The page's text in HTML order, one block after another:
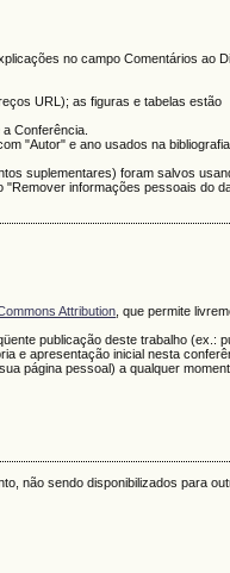
no campo Comentários ao
URL); as figuras e tabelas estão
a Conferência.
"Autor" e ano usados na
suplementares) foram salvos
"Remover informações pessoais do
Attribution , que permite
publicação deste trabalho (ex.:
e apresentação inicial nesta
página pessoal) a qualquer
não sendo disponibilizados para